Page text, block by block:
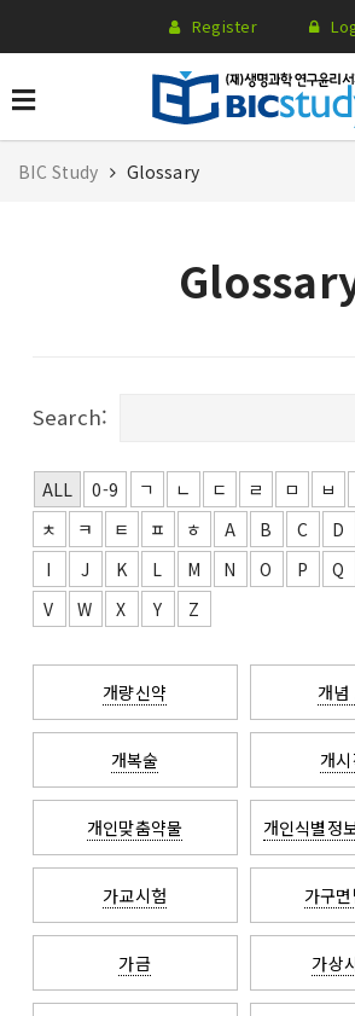
Register
BIC Study Glossary
Search:
ALL 0-9 ㄱ ㄴ ㄷ ㄹ ㅁ ㅂ
ㅊ
ㅋ ㅌ ㅍ ㅎ A B C D
I
J K L M N O P Q
V
W X Y Z
개량신약 개념
개복술 개
개인맞춤약물
가교시험 가구
가금 가상